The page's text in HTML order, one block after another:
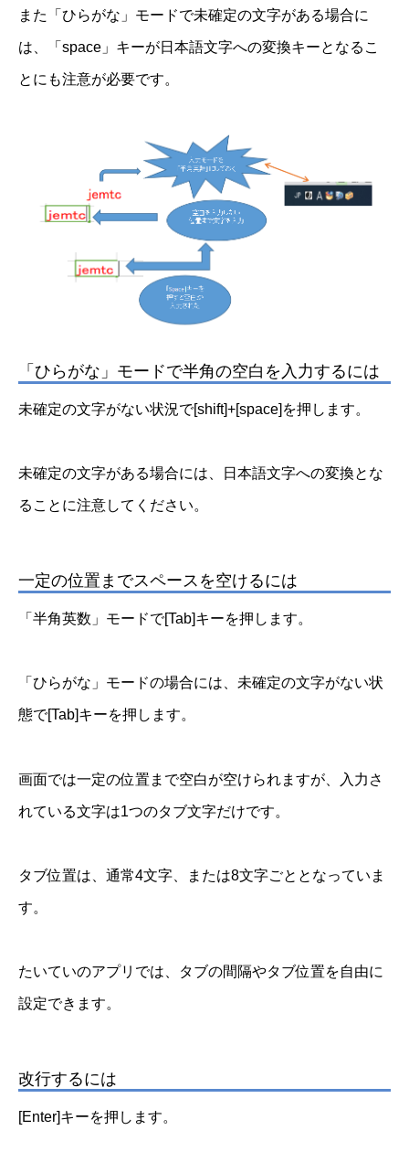
また「ひらがな」モードで未確定の文字がある場合に
は、「space」キーが日本語文字への変換キーとなるこ
とにも注意が必要です。
「ひらがな」モードで半角の空白を入力するには
未確定の文字がない状況で[shift]+[space]を押します。
未確定の文字がある場合には、日本語文字への変換とな
ることに注意してください。
一定の位置までスペースを空けるには
「半角英数」モードで[Tab]キーを押します。
「ひらがな」モードの場合には、未確定の文字がない状
態で[Tab]キーを押します。
画面では一定の位置まで空白が空けられますが、入力さ
れている文字は1つのタブ文字だけです。
タブ位置は、通常4文字、または8文字ごととなっていま
す。
たいていのアプリでは、タブの間隔やタブ位置を自由に
設定できます。
改行するには
[Enter]キーを押します。